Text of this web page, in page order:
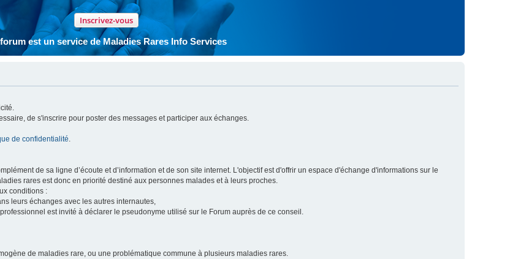
Inscrivez-vous
est un service de Maladies Rares Info Services
de s'inscrire pour poster des messages et participer aux échanges.
de confidentialité.
de sa ligne d’écoute et d’information et de son site internet. L'objectif est d'offrir un espace d'échange d'informations sur le
rares est donc en priorité destiné aux personnes malades et à leurs proches.
conditions :
leurs échanges avec les autres internautes,
est invité à déclarer le pseudonyme utilisé sur le Forum auprès de ce conseil.
de maladies rare, ou une problématique commune à plusieurs maladies rares.